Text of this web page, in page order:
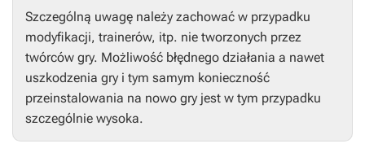
Szczególną uwagę należy zachować w przypadku
modyfikacji, trainerów, itp. nie tworzonych przez
twórców gry. Możliwość błędnego działania a nawet
uszkodzenia gry i tym samym konieczność
przeinstalowania na nowo gry jest w tym przypadku
szczególnie wysoka.